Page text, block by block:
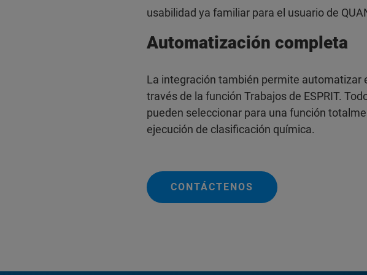
usabilidad ya familiar para el usuario de
Automatización completa
La integración también permite automatizar
través de la función Trabajos de ESPRIT.
pueden seleccionar para una función
ejecución de clasificación química.
CONTÁCTENOS